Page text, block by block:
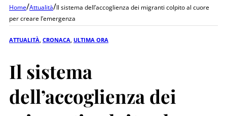
Home/Attualità/Il sistema dell’accoglienza dei migranti colpito al cuore
per creare l’emergenza
ATTUALITÀ CRONACA ULTIMA ORA
Il sistema
dell’accoglienza dei